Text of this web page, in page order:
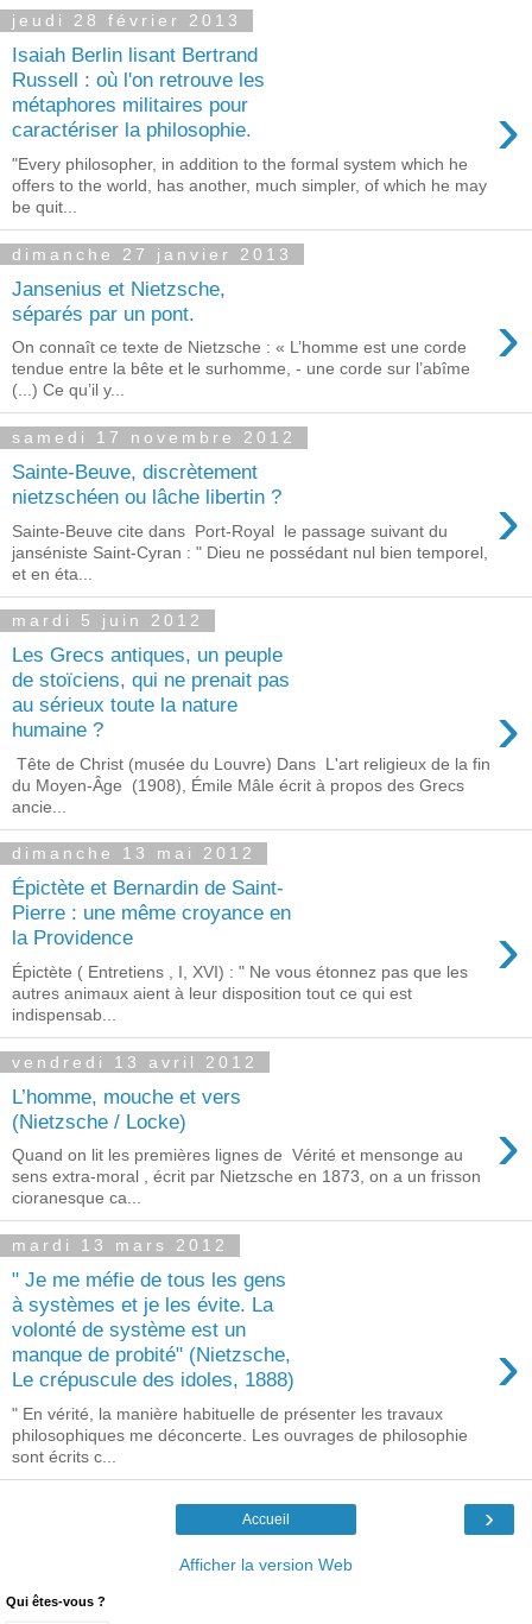
jeudi 28 février 2013
Isaiah Berlin lisant Bertrand
Russell : où l'on retrouve les
métaphores militaires pour
caractériser la philosophie.
›
"Every philosopher, in addition to the formal system which he
offers to the world, has another, much simpler, of which he may
be quit...
dimanche 27 janvier 2013
Jansenius et Nietzsche,
séparés par un pont.
›
On connaît ce texte de Nietzsche : « L’homme est une corde
tendue entre la bête et le surhomme, - une corde sur l’abîme
(...) Ce qu’il y...
samedi 17 novembre 2012
Sainte-Beuve, discrètement
nietzschéen ou lâche libertin ?
›
Sainte-Beuve cite dans Port-Royal le passage suivant du
janséniste Saint-Cyran : " Dieu ne possédant nul bien temporel,
et en éta...
mardi 5 juin 2012
Les Grecs antiques, un peuple
de stoïciens, qui ne prenait pas
au sérieux toute la nature
humaine ?
›
Tête de Christ (musée du Louvre) Dans L'art religieux de la fin
du Moyen-Âge (1908), Émile Mâle écrit à propos des Grecs
ancie...
dimanche 13 mai 2012
Épictète et Bernardin de Saint-
Pierre : une même croyance en
la Providence
›
Épictète ( Entretiens , I, XVI) : " Ne vous étonnez pas que les
autres animaux aient à leur disposition tout ce qui est
indispensab...
vendredi 13 avril 2012
L’homme, mouche et vers
(Nietzsche / Locke)
›
Quand on lit les premières lignes de Vérité et mensonge au
sens extra-moral , écrit par Nietzsche en 1873, on a un frisson
cioranesque ca...
mardi 13 mars 2012
" Je me méfie de tous les gens
à systèmes et je les évite. La
volonté de système est un
manque de probité" (Nietzsche,
Le crépuscule des idoles, 1888)
›
" En vérité, la manière habituelle de présenter les travaux
philosophiques me déconcerte. Les ouvrages de philosophie
sont écrits c...
›
Accueil
Afficher la version Web
Qui êtes-vous ?